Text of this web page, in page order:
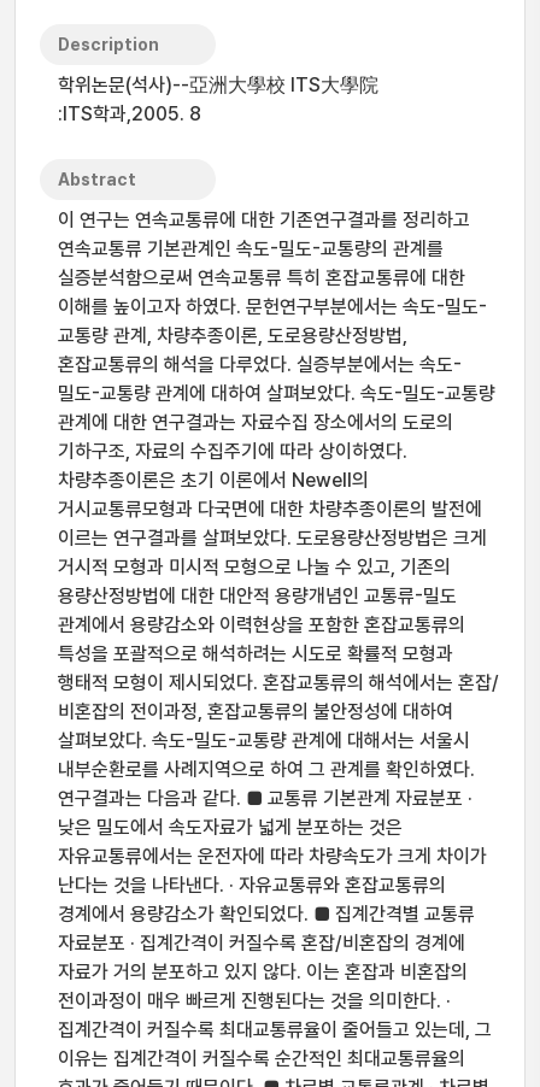
Description
학위논문(석사)--亞洲大學校 ITS大學院
:ITS학과,2005. 8
Abstract
이 연구는 연속교통류에 대한 기존연구결과를 정리하고
연속교통류 기본관계인 속도-밀도-교통량의 관계를
실증분석함으로써 연속교통류 특히 혼잡교통류에 대한
이해를 높이고자 하였다. 문헌연구부분에서는 속도-밀도-
교통량 관계, 차량추종이론, 도로용량산정방법,
혼잡교통류의 해석을 다루었다. 실증부분에서는 속도-
밀도-교통량 관계에 대하여 살펴보았다. 속도-밀도-교통량
관계에 대한 연구결과는 자료수집 장소에서의 도로의
기하구조, 자료의 수집주기에 따라 상이하였다.
차량추종이론은 초기 이론에서 Newell의
거시교통류모형과 다국면에 대한 차량추종이론의 발전에
이르는 연구결과를 살펴보았다. 도로용량산정방법은 크게
거시적 모형과 미시적 모형으로 나눌 수 있고, 기존의
용량산정방법에 대한 대안적 용량개념인 교통류-밀도
관계에서 용량감소와 이력현상을 포함한 혼잡교통류의
특성을 포괄적으로 해석하려는 시도로 확률적 모형과
행태적 모형이 제시되었다. 혼잡교통류의 해석에서는 혼잡/
비혼잡의 전이과정, 혼잡교통류의 불안정성에 대하여
살펴보았다. 속도-밀도-교통량 관계에 대해서는 서울시
내부순환로를 사례지역으로 하여 그 관계를 확인하였다.
연구결과는 다음과 같다. ■ 교통류 기본관계 자료분포 ·
낮은 밀도에서 속도자료가 넓게 분포하는 것은
자유교통류에서는 운전자에 따라 차량속도가 크게 차이가
난다는 것을 나타낸다. · 자유교통류와 혼잡교통류의
경계에서 용량감소가 확인되었다. ■ 집계간격별 교통류
자료분포 · 집계간격이 커질수록 혼잡/비혼잡의 경계에
자료가 거의 분포하고 있지 않다. 이는 혼잡과 비혼잡의
전이과정이 매우 빠르게 진행된다는 것을 의미한다. ·
집계간격이 커질수록 최대교통류율이 줄어들고 있는데, 그
이유는 집계간격이 커질수록 순간적인 최대교통류율의